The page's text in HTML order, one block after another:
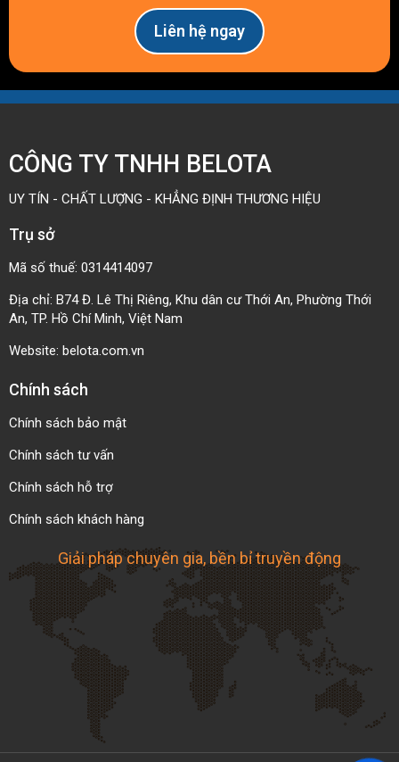
Liên hệ ngay
CÔNG TY TNHH BELOTA
UY TÍN - CHẤT LƯỢNG - KHẲNG ĐỊNH THƯƠNG HIỆU
Trụ sở
Mã số thuế: 0314414097
Địa chỉ: B74 Đ. Lê Thị Riêng, Khu dân cư Thới An, Phường Thới
An, TP. Hồ Chí Minh, Việt Nam
Website: belota.com.vn
Chính sách
Chính sách bảo mật
Chính sách tư vấn
Chính sách hỗ trợ
Chính sách khách hàng
Giải pháp chuyên gia, bền bỉ truyền động